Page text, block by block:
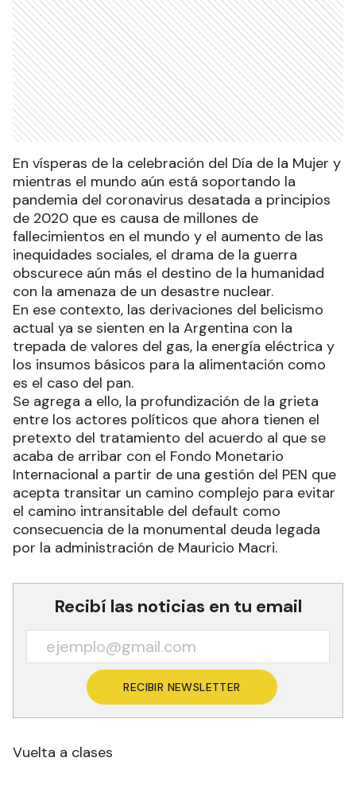
En vísperas de la celebración del Día de la Mujer y
mientras el mundo aún está soportando la
pandemia del coronavirus desatada a principios
de 2020 que es causa de millones de
fallecimientos en el mundo y el aumento de las
inequidades sociales, el drama de la guerra
obscurece aún más el destino de la humanidad
con la amenaza de un desastre nuclear.
En ese contexto, las derivaciones del belicismo
actual ya se sienten en la Argentina con la
trepada de valores del gas, la energía eléctrica y
los insumos básicos para la alimentación como
es el caso del pan.
Se agrega a ello, la profundización de la grieta
entre los actores políticos que ahora tienen el
pretexto del tratamiento del acuerdo al que se
acaba de arribar con el Fondo Monetario
Internacional a partir de una gestión del PEN que
acepta transitar un camino complejo para evitar
el camino intransitable del default como
consecuencia de la monumental deuda legada
por la administración de Mauricio Macri.
Recibí las noticias en tu email
RECIBIR NEWSLETTER
Vuelta a clases